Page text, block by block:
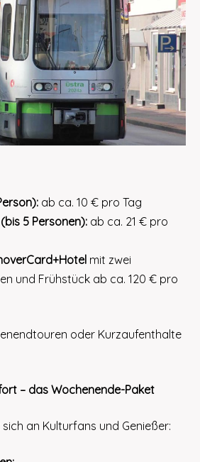
ab ca. 10 € pro Tag
5 Personen): ab ca. 21 € pro
mit zwei
und Frühstück ab ca. 120 € pro
oder Kurzaufenthalte
– das Wochenende-Paket
an Kulturfans und Genießer: